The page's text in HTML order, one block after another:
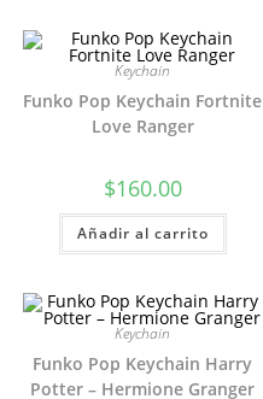
Keychain
Funko Pop Keychain Fortnite
Love Ranger
$160.00
Añadir al carrito
Keychain
Funko Pop Keychain Harry
Potter – Hermione Granger